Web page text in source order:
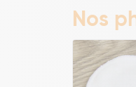
Nos